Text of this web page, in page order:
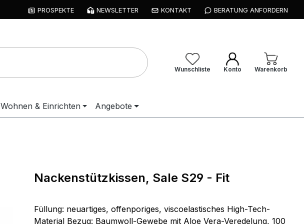
PROSPEKTE NEWSLETTER KONTAKT BERATUNG ANFORDERN
Wunschliste Konto Warenkorb
Wohnen & Einrichten Angebote
Nackenstützkissen, Sale S29 - Fit
Füllung: neuartiges, offenporiges, viscoelastisches High-Tech-
Material Bezug: Baumwoll-Gewebe mit Aloe Vera-Veredelung, 100